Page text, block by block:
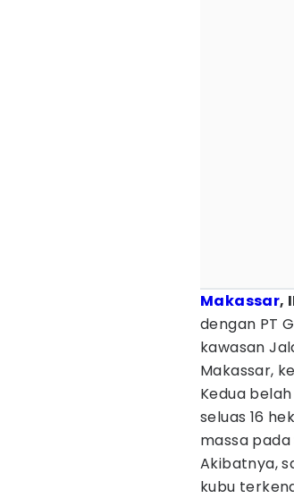
Makassar,
dengan PT
kawasan
Makassar,
Kedua
seluas 16
massa
Akibatnya,
kubu